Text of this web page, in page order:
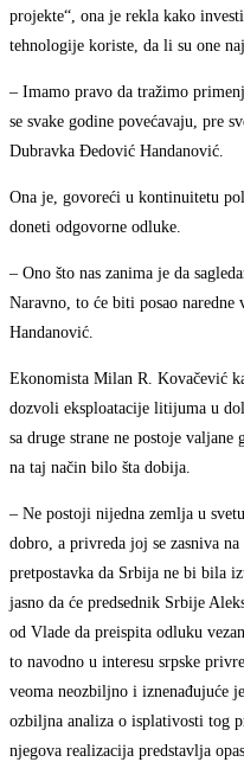
projekte“, ona je rekla kako
tehnologije koriste, da li su one
– Imamo pravo da tražimo
se svake godine povećavaju, pre
Dubravka Đedović Handanović.
Ona je, govoreći u kontinuitetu
doneti odgovorne odluke.
– Ono što nas zanima je da
Naravno, to će biti posao
Handanović.
Ekonomista Milan R. Kovačević
dozvoli eksploatacije litijuma u
sa druge strane ne postoje
na taj način bilo šta dobija.
– Ne postoji nijedna zemlja u
dobro, a privreda joj se zasniva
pretpostavka da Srbija ne bi bila
jasno da će predsednik Srbije
od Vlade da preispita odluku
to navodno u interesu srpske
veoma neozbiljno i iznenađujuće
ozbiljna analiza o isplativosti tog
njegova realizacija predstavlja